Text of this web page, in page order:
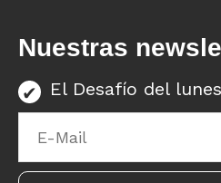
Nuestras
El Desafío del lunes